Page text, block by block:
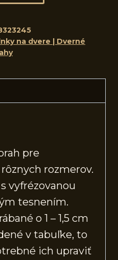
na dvere | Dverné
pre
rôznych rozmerov.
vyfrézovanou
tesnením.
o 1 – 1,5 cm
v tabuľke, to
ich upraviť